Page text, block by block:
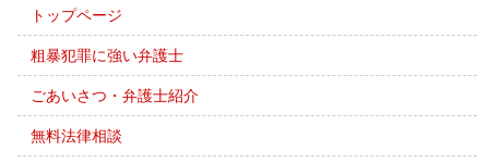
トップページ
粗暴犯罪に強い弁護士
ごあいさつ・弁護士紹介
無料法律相談